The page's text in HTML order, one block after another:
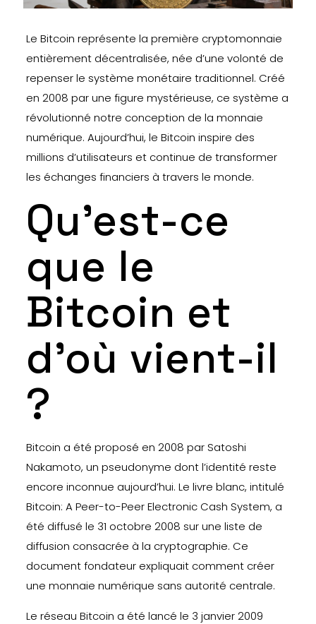
Le Bitcoin représente la première cryptomonnaie
entièrement décentralisée, née d’une volonté de
repenser le système monétaire traditionnel. Créé
en 2008 par une figure mystérieuse, ce système a
révolutionné notre conception de la monnaie
numérique. Aujourd’hui, le Bitcoin inspire des
millions d’utilisateurs et continue de transformer
les échanges financiers à travers le monde.
Qu’est-ce
que le
Bitcoin et
d’où vient-il
?
Bitcoin a été proposé en 2008 par Satoshi
Nakamoto, un pseudonyme dont l’identité reste
encore inconnue aujourd’hui. Le livre blanc, intitulé
Bitcoin: A Peer-to-Peer Electronic Cash System, a
été diffusé le 31 octobre 2008 sur une liste de
diffusion consacrée à la cryptographie. Ce
document fondateur expliquait comment créer
une monnaie numérique sans autorité centrale.
Le réseau Bitcoin a été lancé le 3 janvier 2009